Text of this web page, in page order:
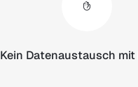
Kein Datenaustausch mit